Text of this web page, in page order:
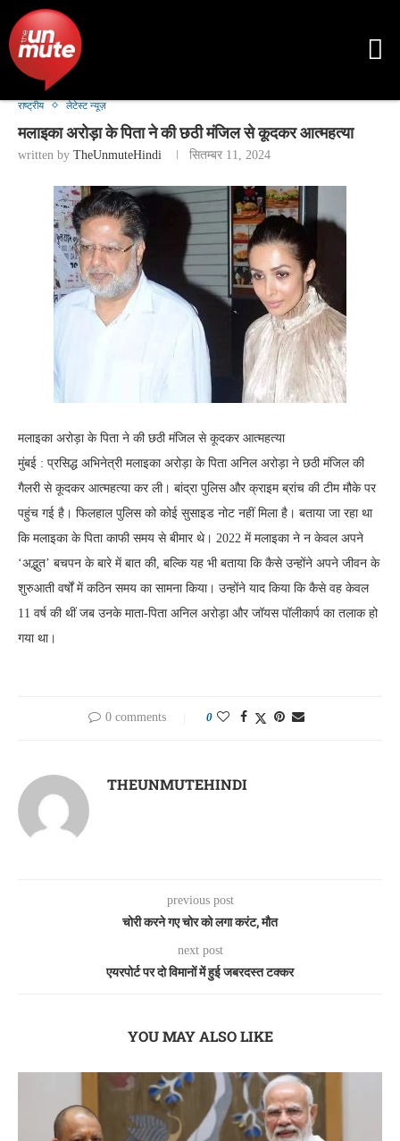
राष्ट्रीय लेटेस्ट न्यूज़
मलाइका अरोड़ा के पिता ने की छठी मंजिल से कूदकर आत्महत्या
written by TheUnmuteHindi सितम्बर 11, 2024
मलाइका अरोड़ा के पिता ने की छठी मंजिल से कूदकर आत्महत्या
मुंबई : प्रसिद्ध अभिनेत्री मलाइका अरोड़ा के पिता अनिल अरोड़ा ने छठी मंजिल की
गैलरी से कूदकर आत्महत्या कर ली। बांद्रा पुलिस और क्राइम ब्रांच की टीम मौके पर
पहुंच गई है। फिलहाल पुलिस को कोई सुसाइड नोट नहीं मिला है। बताया जा रहा था
कि मलाइका के पिता काफी समय से बीमार थे। 2022 में मलाइका ने न केवल अपने
‘अद्भुत’ बचपन के बारे में बात की, बल्कि यह भी बताया कि कैसे उन्होंने अपने जीवन के
शुरुआती वर्षों में कठिन समय का सामना किया। उन्होंने याद किया कि कैसे वह केवल
11 वर्ष की थीं जब उनके माता-पिता अनिल अरोड़ा और जॉयस पॉलीकार्प का तलाक हो
गया था।
0 comments 0
THEUNMUTEHINDI
previous post
चोरी करने गए चोर को लगा करंट, मौत
next post
एयरपोर्ट पर दो विमानों में हुई जबरदस्त टक्कर
YOU MAY ALSO LIKE